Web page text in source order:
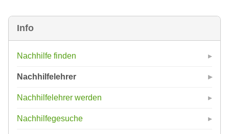
Info
Nachhilfe finden
Nachhilfelehrer
Nachhilfelehrer werden
Nachhilfegesuche